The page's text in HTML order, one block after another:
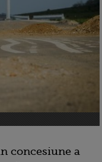
concesiune a